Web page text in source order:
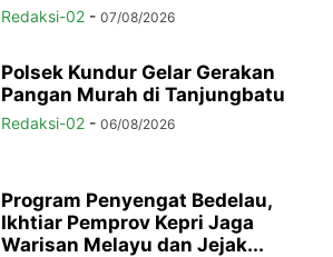
Redaksi-02 - 07/08/2026
Polsek Kundur Gelar Gerakan
Pangan Murah di Tanjungbatu
Redaksi-02 - 06/08/2026
Program Penyengat Bedelau,
Ikhtiar Pemprov Kepri Jaga
Warisan Melayu dan Jejak...